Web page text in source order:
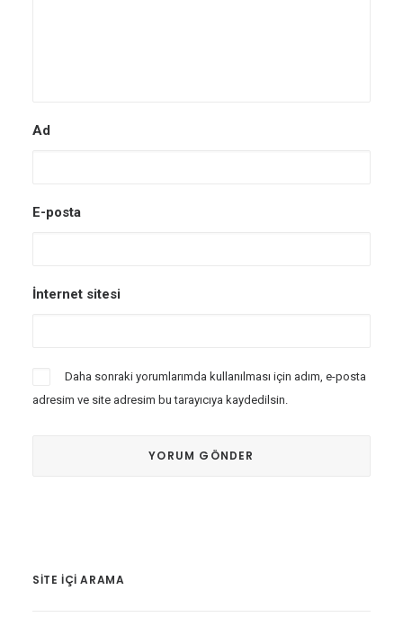
Ad
E-posta
İnternet sitesi
Daha sonraki yorumlarımda kullanılması için adım, e-posta
adresim ve site adresim bu tarayıcıya kaydedilsin.
SITE IÇI ARAMA